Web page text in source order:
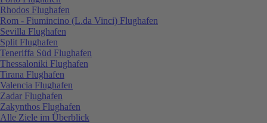
Rhodos Flughafen
Rom - Fiumincino (L.da Vinci) Flughafen
Sevilla Flughafen
Split Flughafen
Teneriffa Süd Flughafen
Thessaloniki Flughafen
Tirana Flughafen
Valencia Flughafen
Zadar Flughafen
Zakynthos Flughafen
Alle Ziele im Überblick